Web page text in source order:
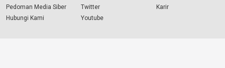
Pedoman Media Siber
Hubungi Kami
Twitter
Youtube
Karir